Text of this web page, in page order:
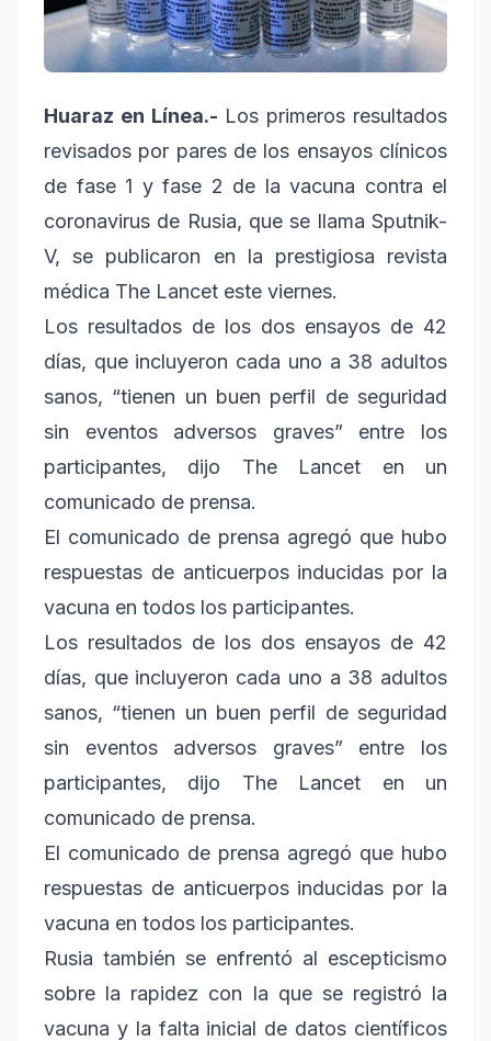
Huaraz en Línea.- Los primeros resultados
revisados ​​por pares de los ensayos clínicos
de fase 1 y fase 2 de la vacuna contra el
coronavirus de Rusia, que se llama Sputnik-
V, se publicaron en la prestigiosa revista
médica The Lancet este viernes.
Los resultados de los dos ensayos de 42
días, que incluyeron cada uno a 38 adultos
sanos, “tienen un buen perfil de seguridad
sin eventos adversos graves” entre los
participantes, dijo The Lancet en un
comunicado de prensa.
El comunicado de prensa agregó que hubo
respuestas de anticuerpos inducidas por la
vacuna en todos los participantes.
Los resultados de los dos ensayos de 42
días, que incluyeron cada uno a 38 adultos
sanos, “tienen un buen perfil de seguridad
sin eventos adversos graves” entre los
participantes, dijo The Lancet en un
comunicado de prensa.
El comunicado de prensa agregó que hubo
respuestas de anticuerpos inducidas por la
vacuna en todos los participantes.
Rusia también se enfrentó al escepticismo
sobre la rapidez con la que se registró la
vacuna y la falta inicial de datos científicos